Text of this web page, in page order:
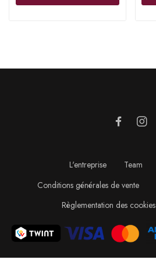
L'entreprise Team
Conditions générales de vente
Règlementation des cookies